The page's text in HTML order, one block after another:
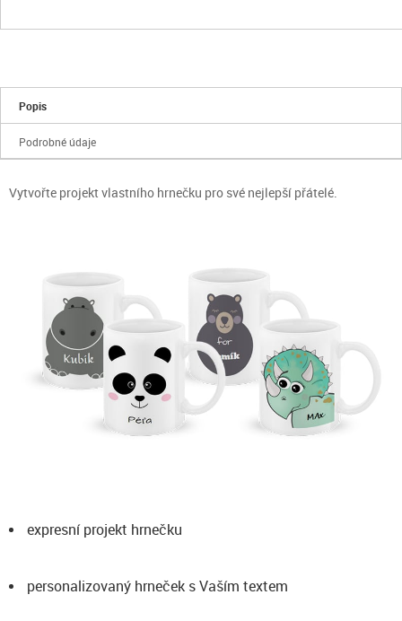
Popis
Podrobné údaje
Vytvořte projekt vlastního hrnečku pro své nejlepší přátelé.
expresní projekt hrnečku
personalizovaný hrneček s Vaším textem